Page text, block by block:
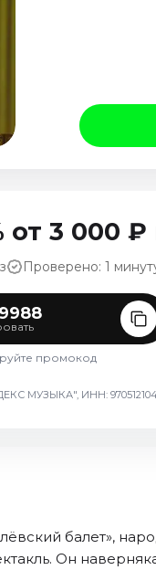
от 3 000
Проверено: 1
промокод
МУЗЫКА", ИНН:
балет»,
Он